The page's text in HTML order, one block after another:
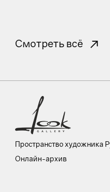
Смотреть всё
Пространство художника
Онлайн-архив